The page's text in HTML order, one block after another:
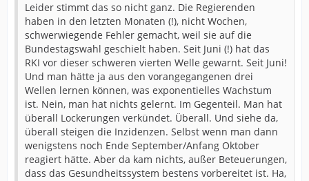
Leider stimmt das so nicht ganz. Die Regierenden
haben in den letzten Monaten (!), nicht Wochen,
schwerwiegende Fehler gemacht, weil sie auf die
Bundestagswahl geschielt haben. Seit Juni (!) hat das
RKI vor dieser schweren vierten Welle gewarnt. Seit Juni!
Und man hätte ja aus den vorangegangenen drei
Wellen lernen können, was exponentielles Wachstum
ist. Nein, man hat nichts gelernt. Im Gegenteil. Man hat
überall Lockerungen verkündet. Überall. Und siehe da,
überall steigen die Inzidenzen. Selbst wenn man dann
wenigstens noch Ende September/Anfang Oktober
reagiert hätte. Aber da kam nichts, außer Beteuerungen,
dass das Gesundheitssystem bestens vorbereitet ist. Ha,